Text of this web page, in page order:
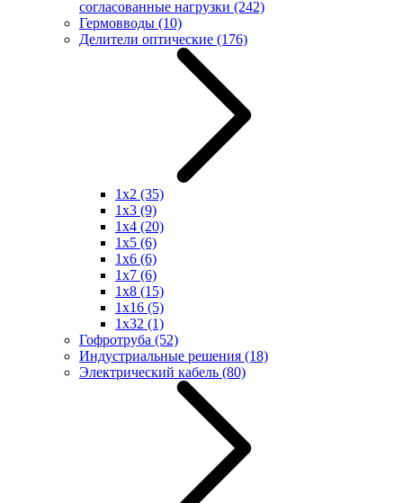
согласованные нагрузки (242)
Гермовводы (10)
Делители оптические (176)
1x2 (35)
1x3 (9)
1x4 (20)
1x5 (6)
1x6 (6)
1x7 (6)
1x8 (15)
1x16 (5)
1x32 (1)
Гофротруба (52)
Индустриальные решения (18)
Электрический кабель (80)